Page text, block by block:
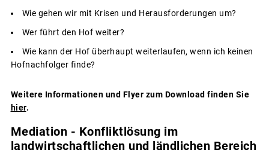
Wie gehen wir mit Krisen und Herausforderungen um?
Wer führt den Hof weiter?
Wie kann der Hof überhaupt weiterlaufen, wenn ich keinen
Hofnachfolger finde?
Weitere Informationen und Flyer zum Download finden Sie
hier.
Mediation - Konfliktlösung im
landwirtschaftlichen und ländlichen Bereich